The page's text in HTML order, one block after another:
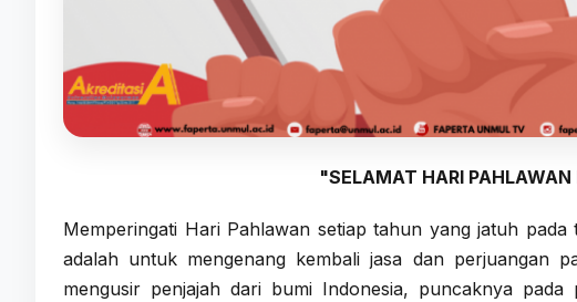
"SELAMAT HARI
Memperingati Hari Pahlawan setiap tahun yang jatuh
adalah untuk mengenang kembali jasa dan perjuangan
mengusir penjajah dari bumi Indonesia, puncaknya